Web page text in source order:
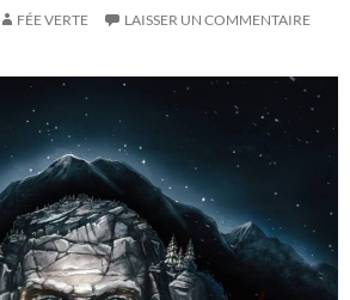
FÉE VERTE LAISSER UN COMMENTAIRE